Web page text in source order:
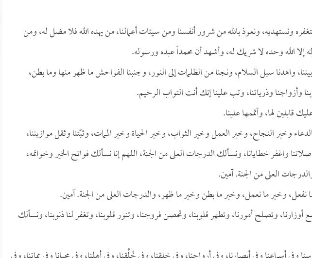
ونستهديه، ونعوذ بالله من شرور أنفسنا ومن سيئات أعمالنا، من يهده الله فلا مضل له، ومن
إلا الله وحده لا شريك له، وأشهد أن محمداً عبده ورسوله.
واهدنا سبل السلام، ونجنا من الظلمات إلى النور، وجنبنا الفواحش ما ظهر منها وما بطن،
وأزواجنا وذرياتنا، وتب علينا إنك أنت التواب الرحيم.
قابلين لها، وأتممها علينا.
وخير النجاح، وخير العمل وخير الثواب، وخير الحياة وخير الممات، وثبّتنا وثقل موازيننا،
واغفر خطايانا، ونسألك الدرجات العلى من الجنة، اللهم إنا نسألك فواتح الخير وخواتمه،
العلى من الجنة. آمين.
نفعل، وخير ما نعمل، وخير ما بطن وخير ما ظهر، والدرجات العلى من الجنة. آمين.
أوزارنا، وتصلح أمورنا، وتطهر قلوبنا، وتحصن فروجنا، وتنور قلوبنا، وتغفر لنا ذنوبنا، ونسألك